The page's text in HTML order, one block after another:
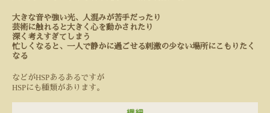
大きな音や強い光、人混みが苦手だったり
芸術に触れると大きく心を動かされたり
深く考えすぎてしまう
忙しくなると、一人で静かに過ごせる刺激の少ない場所にこもりたく
なる
などがHSPあるあるですが
HSPにも種類があります。